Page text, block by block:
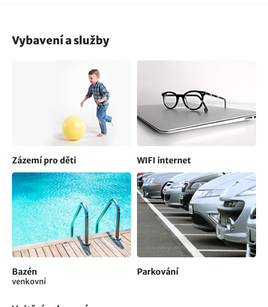
Vybavení a služby
Zázemí pro děti WIFI internet
Bazén
venkovní
Parkování